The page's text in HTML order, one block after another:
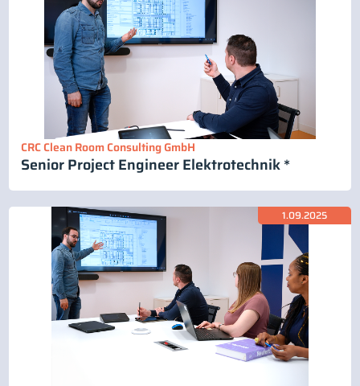
CRC Clean Room Consulting GmbH
Senior Project Engineer Elektrotechnik *
1.09.2025